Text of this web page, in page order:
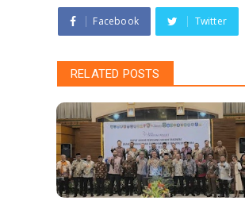
Facebook Twitter
RELATED POSTS